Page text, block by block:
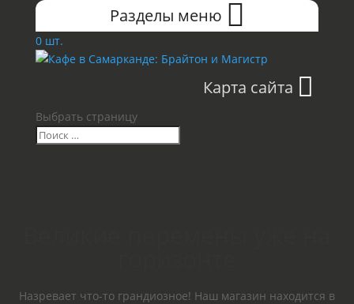
Разделы меню
0 шт.
Карта сайта
Выбрать страницу
Назревает что-то грандиозное! Наш магазин находится в